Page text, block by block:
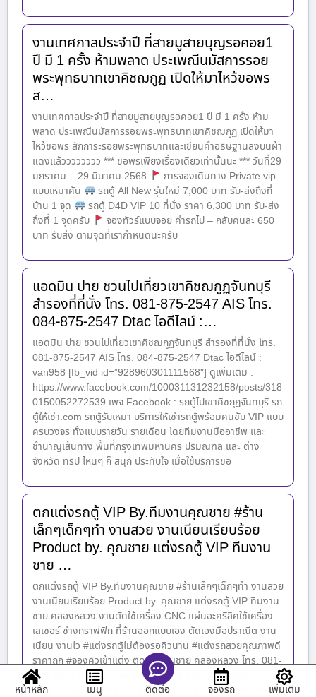
งานเทศกาลประจำปี ที่สายมูสายบุญรอคอย1
ปี มี 1 ครั้ง ห้ามพลาด ประเพณีนมัสการรอย
พระพุทธบาทเขาคิชฌกูฏ เปิดให้มาไหว้ขอพร
ส…
งานเทศกาลประจำปี ที่สายมูสายบุญรอคอย1 ปี มี 1 ครั้ง ห้าม
พลาด ประเพณีนมัสการรอยพระพุทธบาทเขาคิชฌกูฏ เปิดให้มา
ไหว้ขอพร สักการะรอยพระพุทธบาทและเขียนคำอธิษฐานลงบนผ้า
แดงแล้วววววววว *** ขอพรเพียงเรื่องเดียวเท่านั้นนะ *** วันที่29
มกราคม – 29 มีนาคม 2568
การจองเดินทาง Private vip
แบบเหมาคัน
รถตู้ All New รุ่นใหม่ 7,000 บาท รับ-ส่งถึงที่
บ้าน 1 จุด
รถตู้ D4D VIP 10 ที่นั่ง ราคา 6,300 บาท รับ-ส่ง
ถึงที่ 1 จุดครับ
จองทัวร์แบบจอย ค่ารถไป – กลับคนละ 650
บาท รับส่ง ตามจุดที่เรากำหนดนะครับ
แอดมิน ปาย ชวนไปเที่ยวเขาคิชฌกูฏจันทบุรี
สำรองที่ที่นั่ง โทร. 081-875-2547 AIS โทร.
084-875-2547 Dtac ไอดีไลน์ :…
แอดมิน ปาย ชวนไปเที่ยวเขาคิชฌกูฏจันทบุรี สำรองที่ที่นั่ง โทร.
081-875-2547 AIS โทร. 084-875-2547 Dtac ไอดีไลน์ :
van958 [fb_vid id=”928960301111568″] ดูเพิ่มเติม :
https://www.facebook.com/100031131232158/posts/318
0150052272539 เพจ Facebook : รถตู้ไปเขาคิชกุฏจันทบุรี รถ
ตู้ให้เช่า.com รถตู้รับเหมา บริการให้เช่ารถตู้พร้อมคนขับ VIP แบบ
ครบวงจร ทั้งแบบรายวัน รายเดือน โดยทีมงานมืออาชีพ และ
ชำนาญเส้นทาง พื้นที่กรุงเทพมหานคร ปริมณฑล และ ต่าง
จังหวัด ทริป ไหนๆ ก็ สนุก ประทับใจ เมื่อใช้บริการขอ
ตกแต่งรถตู้ VIP By.ทีมงานคุณชาย #ร้าน
เล็กๆเด็กๆทำ งานสวย งานเนียนเรียบร้อย
Product by. คุณชาย แต่งรถตู้ VIP ทีมงาน
ชาย …
ตกแต่งรถตู้ VIP By.ทีมงานคุณชาย #ร้านเล็กๆเด็กๆทำ งานสวย
งานเนียนเรียบร้อย Product by. คุณชาย แต่งรถตู้ VIP ทีมงาน
ชาย คลองหลวง งานตัดใช้เครื่อง CNC แผ่นอะคริลิคใช้เครื่อง
เลเซอร์ ช่างกราฟฟิก ที่ร้านออกแบบเอง ตัดเองมือปราณีต งาน
เนียน งานไว #แต่งรถตู้ไม่ต้องรอคิวนาน #แต่งรถสวยคุณภาพดี
ราคาถูก #จองคิวเข้าแต่ง ติดต่อ คุณชาย คลองหลวง โทร. 081-
875-2547 ID line : van360091 เพจ ร้านตกแต่งรถตู้
https://www.facebook.com/share/v/18weWV4cpM/ พิกัด
หน้าหลัก เมนู ติดต่อ จองรถ เพิ่มเติม